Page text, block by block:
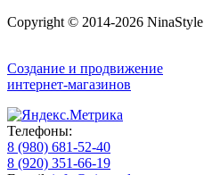
Copyright © 2014-2026 NinaStyle
Создание и продвижение
интернет-магазинов
Телефоны:
8 (980) 681-52-40
8 (920) 351-66-19